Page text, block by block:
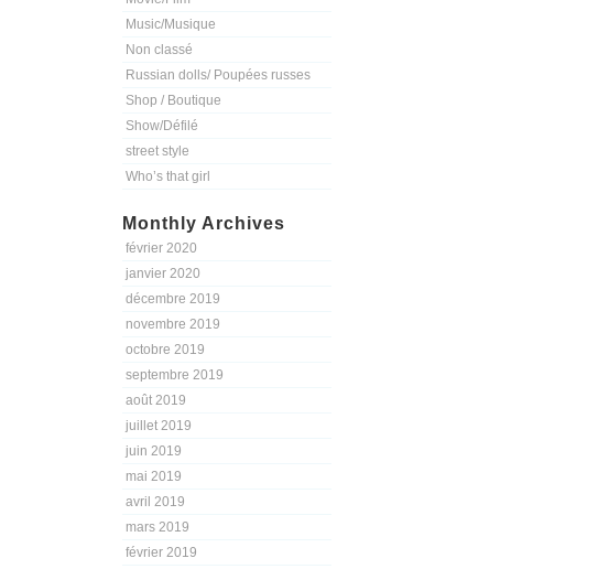
Music/Musique
Non classé
Russian dolls/ Poupées russes
Shop / Boutique
Show/Défilé
street style
Who’s that girl
Monthly Archives
février 2020
janvier 2020
décembre 2019
novembre 2019
octobre 2019
septembre 2019
août 2019
juillet 2019
juin 2019
mai 2019
avril 2019
mars 2019
février 2019